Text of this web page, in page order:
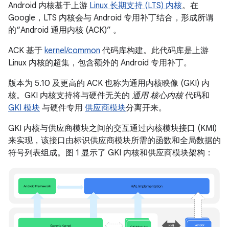
Android 内核基于上游 Linux 长期支持 (LTS) 内核。在
Google，LTS 内核会与 Android 专用补丁结合，形成所谓
的“Android 通用内核 (ACK)” 。
ACK 基于 kernel/common 代码库构建。此代码库是上游
Linux 内核的超集，包含额外的 Android 专用补丁。
版本为 5.10 及更高的 ACK 也称为通用内核映像 (GKI) 内
核。GKI 内核支持将与硬件无关的 通用 核心内核代码和
GKI 模块 与硬件专用 供应商模块分离开来。
GKI 内核与供应商模块之间的交互通过内核模块接口 (KMI)
来实现，该接口由标识供应商模块所需的函数和全局数据的
符号列表组成。图 1 显示了 GKI 内核和供应商模块架构：